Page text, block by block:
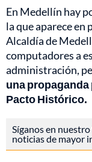
En Medellín hay
la que aparece
Alcaldía de
computadores a
administración,
una propaganda
Pacto Histórico.
Síganos en nuestro
noticias de mayor